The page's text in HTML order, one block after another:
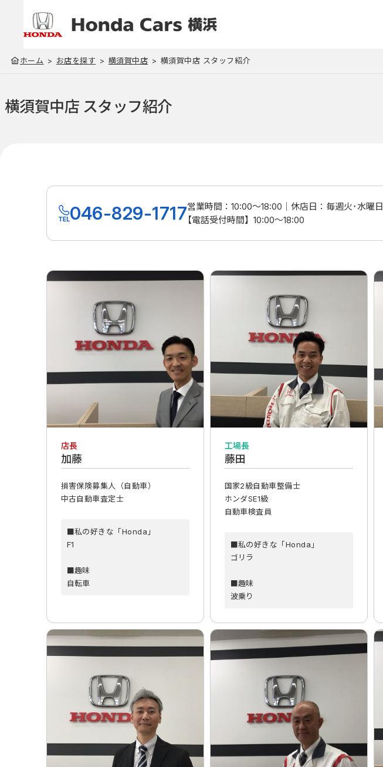
ホーム お店を探す 横須賀中店 横須賀中店 スタッフ紹介
横須賀中店 スタッフ紹介
046-829-1717営業時間：10:00～18:00
休店日：毎週火･水曜日
【電話受付時間】10:00～18:00
店長
加藤
損害保険募集人（自動車）
中古自動車査定士
■私の好きな「Honda」
F1
■趣味
自転車
工場長
藤田
国家2級自動車整備士
ホンダSE1級
自動車検査員
■私の好きな「Honda」
ゴリラ
■趣味
波乗り